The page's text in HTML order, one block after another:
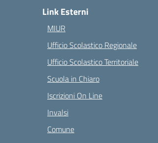
Link Esterni
MIUR
Ufficio Scolastico Regionale
Ufficio Scolastico Territoriale
Scuola in Chiaro
Iscrizioni On Line
Invalsi
Comune